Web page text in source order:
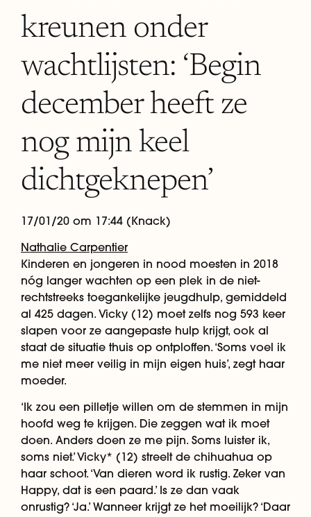
kreunen onder
wachtlijsten: ‘Begin
december heeft ze
nog mijn keel
dichtgeknepen’
17/01/20 om 17:44 (Knack)
Nathalie Carpentier
Kinderen en jongeren in nood moesten in 2018
nóg langer wachten op een plek in de niet-
rechtstreeks toegankelijke jeugdhulp, gemiddeld
al 425 dagen. Vicky (12) moet zelfs nog 593 keer
slapen voor ze aangepaste hulp krijgt, ook al
staat de situatie thuis op ontploffen. ‘Soms voel ik
me niet meer veilig in mijn eigen huis’, zegt haar
moeder.
‘Ik zou een pilletje willen om de stemmen in mijn
hoofd weg te krijgen. Die zeggen wat ik moet
doen. Anders doen ze me pijn. Soms luister ik,
soms niet.’ Vicky* (12) streelt de chihuahua op
haar schoot. ‘Van dieren word ik rustig. Zeker van
Happy, dat is een paard.’ Is ze dan vaak
onrustig? ‘Ja.’ Wanneer krijgt ze het moeilijk? ‘Daar